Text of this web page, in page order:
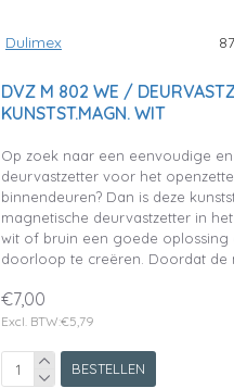
Dulimex
DVZ M 802 WE /
KUNSTST.MAGN. WIT
Op zoek naar een eenvoudige
deurvastzetter voor het
binnendeuren? Dan is deze
magnetische deurvastzetter in
wit of bruin een goede oplossing
doorloop te creëren. Doordat de
€7,00
Excl. BTW:€5,79
BESTELLEN